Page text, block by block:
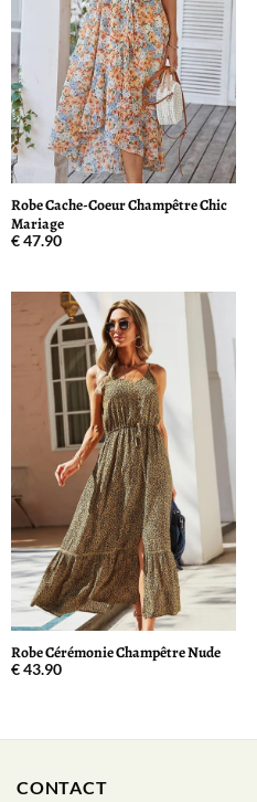
Robe Cache-Coeur Champêtre Chic
Mariage
€47.90
Robe Cérémonie Champêtre Nude
€43.90
CONTACT